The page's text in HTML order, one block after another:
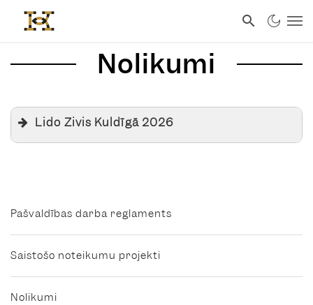
Nolikumi
Lido Zivis Kuldīgā 2026
Pašvaldības darba reglaments
Saistošo noteikumu projekti
Nolikumi